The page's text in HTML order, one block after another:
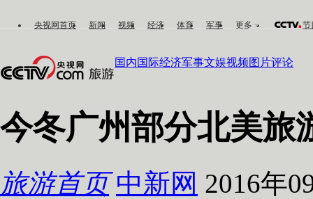
央视网首页 新闻 视频 经济 体育 军事 更多 节
国内国际经济军事文娱视频图片评论
今冬广州部分北美旅
旅游首页 中新网 2016年